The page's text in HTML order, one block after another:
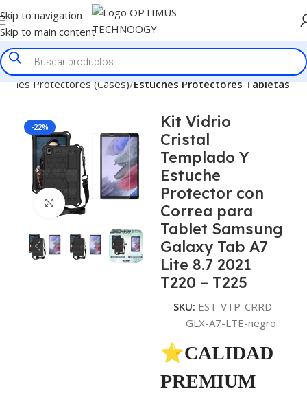
Skip to navigation
Skip to main content
Protectores (Cases) Estuches Protectores Tabletas
-22%
Click to enlarge
Kit Vidrio
Cristal
Templado Y
Estuche
Protector con
Correa para
Tablet Samsung
Galaxy Tab A7
Lite 8.7 2021
T220 – T225
SKU: EST-VTP-CRRD-
GLX-A7-LTE-negro
⭐CALIDAD
PREMIUM